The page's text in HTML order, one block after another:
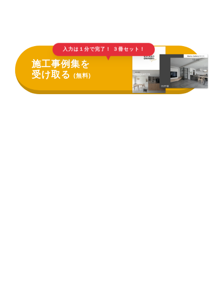
入力は１分で完了！ ３冊セット！
▲
施工事例集を
受け取る(無料)